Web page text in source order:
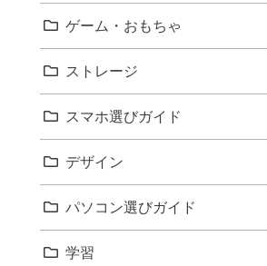
ゲーム・おもちゃ
ストレージ
スマホ選びガイド
デザイン
パソコン選びガイド
学習